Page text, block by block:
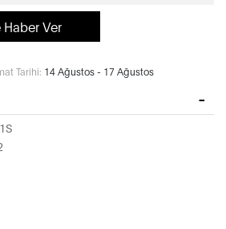
Ver
Tarihi: 14 Ağustos - 17 Ağustos